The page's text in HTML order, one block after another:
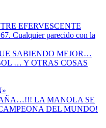
EFERVESCENTE
Cualquier parecido con la
SABIENDO MEJOR…
… Y OTRAS COSAS
LA MANOLA SE
DEL MUNDO!